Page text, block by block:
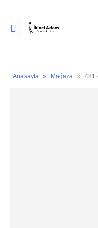
Anasayfa » Mağaza » 481